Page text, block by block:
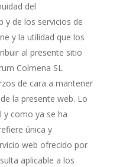
del
y de los servicios de
y la utilidad que los
al presente sitio
Colmena SL
de cara a mantener
la presente web. Lo
y como ya se ha
única y
web ofrecido por
aplicable a los